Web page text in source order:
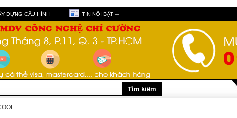
DỰNG CẤU HÌNH TIN NỔI BẬT